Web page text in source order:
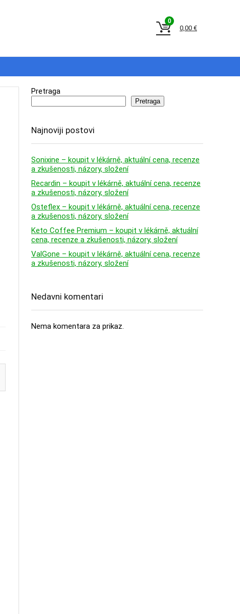
0
0,00 €
Pretraga
Pretraga
Najnoviji postovi
Sonixine – koupit v lékárně, aktuální cena, recenze
a zkušenosti, názory, složení
Recardin – koupit v lékárně, aktuální cena, recenze
a zkušenosti, názory, složení
Osteflex – koupit v lékárně, aktuální cena, recenze
a zkušenosti, názory, složení
Keto Coffee Premium – koupit v lékárně, aktuální
cena, recenze a zkušenosti, názory, složení
ValGone – koupit v lékárně, aktuální cena, recenze
a zkušenosti, názory, složení
Nedavni komentari
Nema komentara za prikaz.